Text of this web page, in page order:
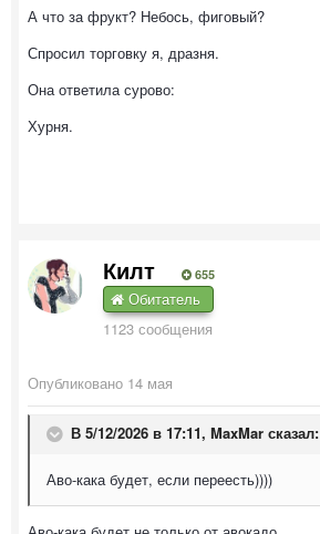
А что за фрукт? Небось, фиговый?
Спросил торговку я, дразня.
Она ответила сурово:
Хурня.
Килт 655
Обитатель
1123 сообщения
Опубликовано 14 мая
В 5/12/2026 в 17:11, MaxMar сказал:
Аво-кака будет, если переесть))))